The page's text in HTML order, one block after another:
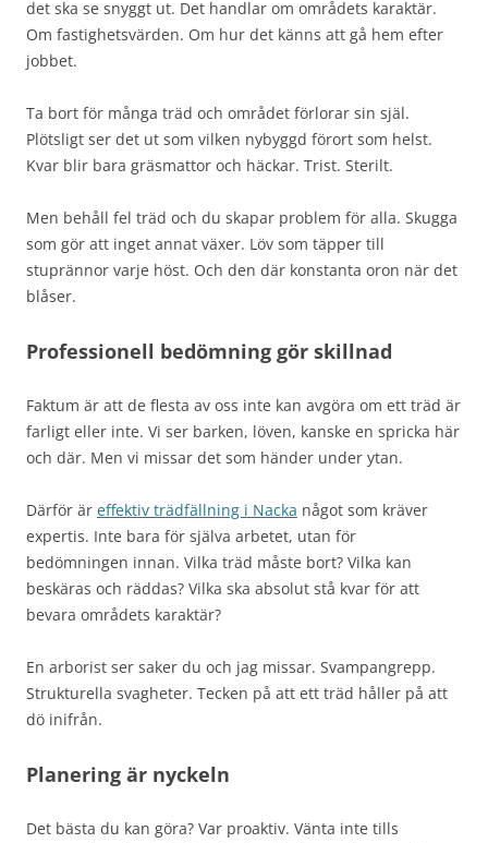
det ska se snyggt ut. Det handlar om områdets karaktär.
Om fastighetsvärden. Om hur det känns att gå hem efter
jobbet.
Ta bort för många träd och området förlorar sin själ.
Plötsligt ser det ut som vilken nybyggd förort som helst.
Kvar blir bara gräsmattor och häckar. Trist. Sterilt.
Men behåll fel träd och du skapar problem för alla. Skugga
som gör att inget annat växer. Löv som täpper till
stuprännor varje höst. Och den där konstanta oron när det
blåser.
Professionell bedömning gör skillnad
Faktum är att de flesta av oss inte kan avgöra om ett träd är
farligt eller inte. Vi ser barken, löven, kanske en spricka här
och där. Men vi missar det som händer under ytan.
Därför är effektiv trädfällning i Nacka något som kräver
expertis. Inte bara för själva arbetet, utan för
bedömningen innan. Vilka träd måste bort? Vilka kan
beskäras och räddas? Vilka ska absolut stå kvar för att
bevara områdets karaktär?
En arborist ser saker du och jag missar. Svampangrepp.
Strukturella svagheter. Tecken på att ett träd håller på att
dö inifrån.
Planering är nyckeln
Det bästa du kan göra? Var proaktiv. Vänta inte tills